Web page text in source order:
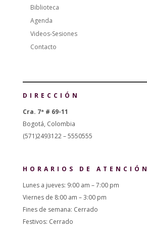
Biblioteca
Agenda
Videos-Sesiones
Contacto
DIRECCIÓN
Cra. 7ª # 69-11
Bogotá, Colombia
(571)2493122 – 5550555
HORARIOS DE ATENCIÓN
Lunes a jueves: 9:00 am – 7:00 pm
Viernes de 8:00 am – 3:00 pm
Fines de semana: Cerrado
Festivos: Cerrado